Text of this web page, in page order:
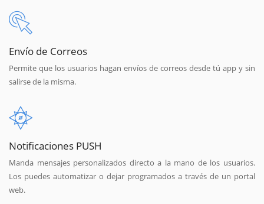
Envío de Correos
Permite que los usuarios hagan envíos de correos desde tú app y sin
salirse de la misma.
Notificaciones PUSH
Manda mensajes personalizados directo a la mano de los usuarios.
Los puedes automatizar o dejar programados a través de un portal
web.